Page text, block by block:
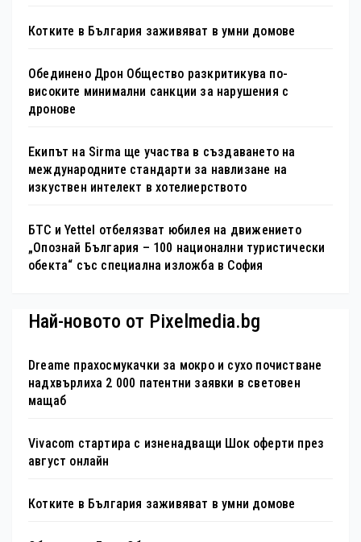
Котките в България заживяват в умни домове
Обединено Дрон Общество разкритикува по-
високите минимални санкции за нарушения с
дронове
Екипът на Sirma ще участва в създаването на
международните стандарти за навлизане на
изкуствен интелект в хотелиерството
БТС и Yettel отбелязват юбилея на движението
„Опознай България – 100 национални туристически
обекта“ със специална изложба в София
Най-новото от Pixelmedia.bg
Dreame прахосмукачки за мокро и сухо почистване
надхвърлиха 2 000 патентни заявки в световен
мащаб
Vivacom стартира с изненадващи Шок оферти през
август онлайн
Котките в България заживяват в умни домове